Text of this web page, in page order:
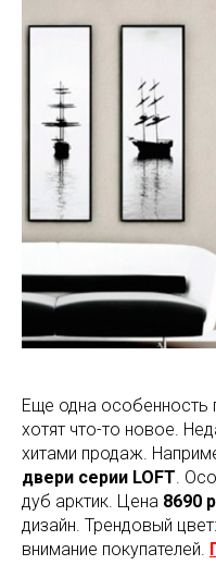
Еще одна особенность
хотят что-то новое.
хитами продаж.
двери серии LOFT .
дуб арктик. Цена 8690
дизайн. Трендовый
внимание покупателей.